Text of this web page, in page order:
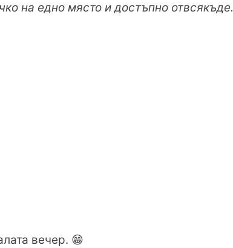
на едно място и достъпно отвсякъде.
вечер. 😁